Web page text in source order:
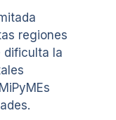
regiones
dificulta la